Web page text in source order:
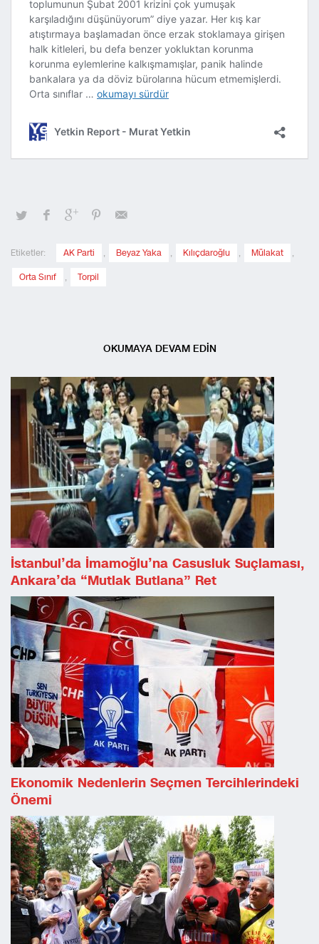
Etiketler: AK Parti , Beyaz Yaka , Kılıçdaroğlu , Mülakat ,
Orta Sınıf , Torpil
OKUMAYA DEVAM EDİN
İstanbul’da İmamoğlu’na Casusluk Suçlaması,
Ankara’da “Mutlak Butlana” Ret
Ekonomik Nedenlerin Seçmen Tercihlerindeki
Önemi